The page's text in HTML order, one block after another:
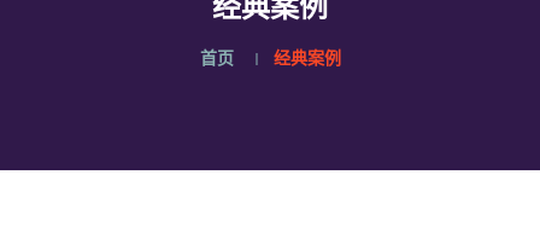
首页 经典案例